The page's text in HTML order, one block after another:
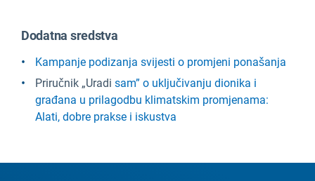
Dodatna sredstva
Kampanje podizanja svijesti o promjeni ponašanja
Priručnik „Uradi sam” o uključivanju dionika i
građana u prilagodbu klimatskim promjenama:
Alati, dobre prakse i iskustva